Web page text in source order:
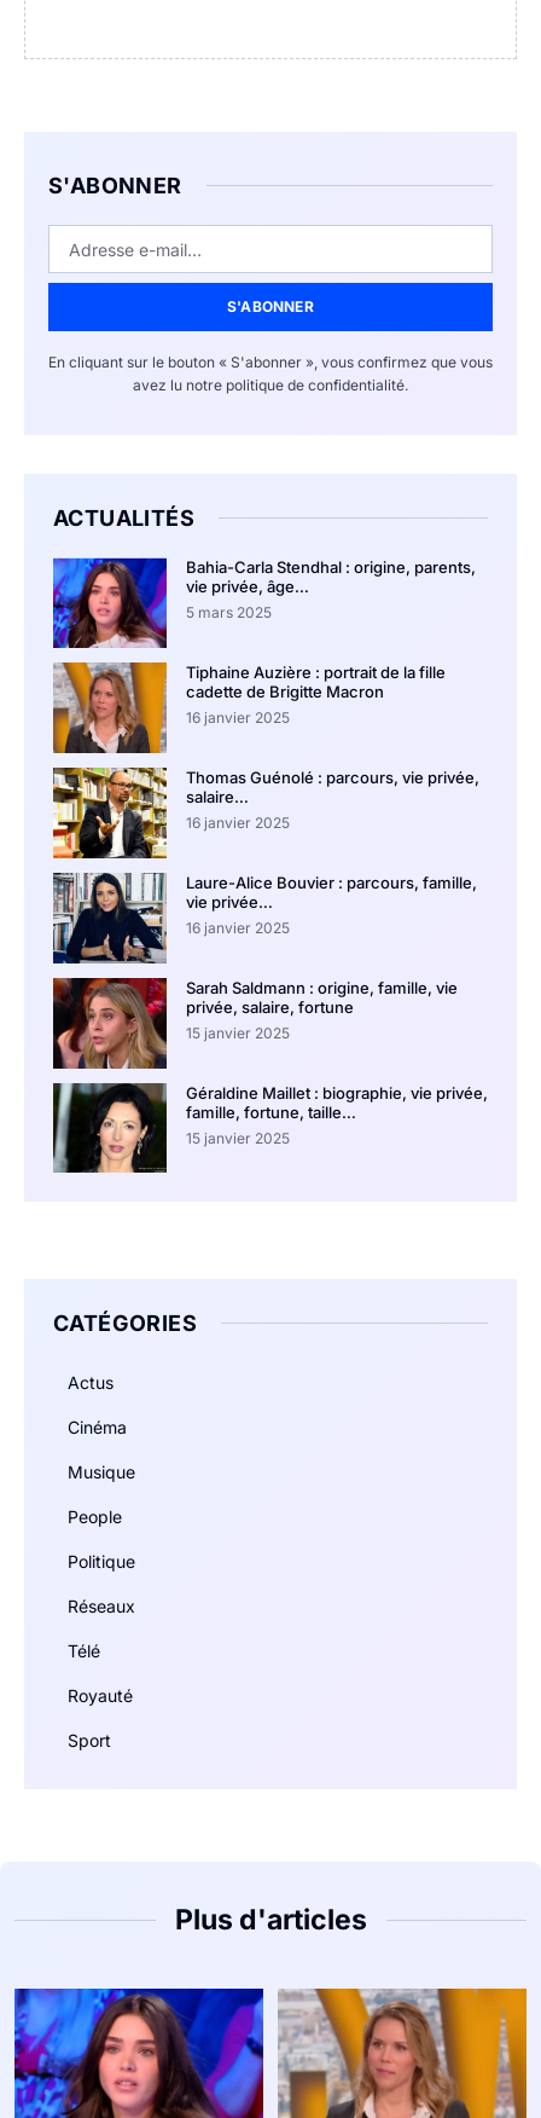
S'ABONNER
S'ABONNER
En cliquant sur le bouton « S'abonner », vous confirmez que vous
avez lu notre politique de confidentialité.
ACTUALITÉS
Bahia-Carla Stendhal : origine, parents,
vie privée, âge…
5 mars 2025
Tiphaine Auzière : portrait de la fille
cadette de Brigitte Macron
16 janvier 2025
Thomas Guénolé : parcours, vie privée,
salaire…
16 janvier 2025
Laure-Alice Bouvier : parcours, famille,
vie privée…
16 janvier 2025
Sarah Saldmann : origine, famille, vie
privée, salaire, fortune
15 janvier 2025
Géraldine Maillet : biographie, vie privée,
famille, fortune, taille…
15 janvier 2025
CATÉGORIES
Actus
Cinéma
Musique
People
Politique
Réseaux
Télé
Royauté
Sport
Plus d'articles